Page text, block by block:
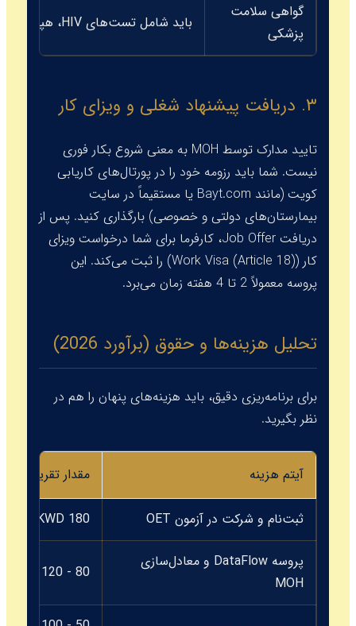
گواهی سلامت
پزشکی
باید شامل تست‌های HIV، هپاتیت B و C و تست سل باشد.
۳. دریافت پیشنهاد شغلی و ویزای کار
تایید مدارک توسط MOH به معنی شروع بکار فوری
نیست. شما باید رزومه خود را در پورتال‌های کاریابی
کویت (مانند Bayt.com یا مستقیماً در سایت
بیمارستان‌های دولتی و خصوصی) بارگذاری کنید. پس از
دریافت Job Offer، کارفرما برای شما درخواست ویزای
کار (Work Visa (Article 18)) را ثبت می‌کند. این
پروسه معمولاً 2 تا 4 هفته زمان می‌برد.
تحلیل هزینه‌ها و حقوق (برآورد 2026)
برای برنامه‌ریزی دقیق، باید هزینه‌های پنهان را هم در
نظر بگیرید.
آیتم هزینه مقدار تقریبی
ثبت‌نام و شرکت در آزمون OET 180 KWD
پروسه DataFlow و معادل‌سازی
MOH
80 - 120 KWD